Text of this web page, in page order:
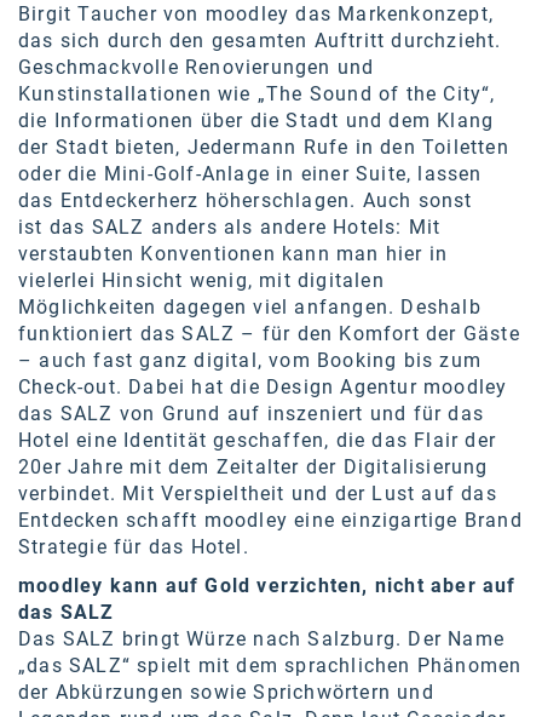
smart
Smile Österreich
Strategie Austria
Strategy&
SW Umwelttechnik
TEDAI
TheVentury
VELUX
vivo
WALTER GROUP
WEB Windenergie AG
WEconomy - Diversity works!
Calle Libre
ÖZSV
Media
Birgit Taucher von moodley das Markenkonzept,
das sich durch den gesamten Auftritt durchzieht.
Geschmackvolle Renovierungen und
Kunstinstallationen wie „The Sound of the City“,
die Informationen über die Stadt und dem Klang
der Stadt bieten, Jedermann Rufe in den Toiletten
oder die Mini-Golf-Anlage in einer Suite, lassen
das Entdeckerherz höherschlagen. Auch sonst
ist das SALZ anders als andere Hotels: Mit
verstaubten Konventionen kann man hier in
vielerlei Hinsicht wenig, mit digitalen
Möglichkeiten dagegen viel anfangen. Deshalb
funktioniert das SALZ – für den Komfort der Gäste
– auch fast ganz digital, vom Booking bis zum
Check-out. Dabei hat die Design Agentur moodley
das SALZ von Grund auf inszeniert und für das
Hotel eine Identität geschaffen, die das Flair der
20er Jahre mit dem Zeitalter der Digitalisierung
verbindet. Mit Verspieltheit und der Lust auf das
Entdecken schafft moodley eine einzigartige Brand
Strategie für das Hotel.
moodley kann auf Gold verzichten, nicht aber auf
das SALZ
Das SALZ bringt Würze nach Salzburg. Der Name
„das SALZ“ spielt mit dem sprachlichen Phänomen
der Abkürzungen sowie Sprichwörtern und